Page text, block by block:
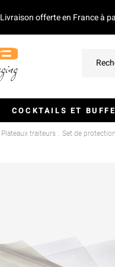
Livraison offerte en France à
COCKTAILS ET
Verrines Et Monoportions
Piques Et Mini Couverts
Plateaux traiteurs Set de